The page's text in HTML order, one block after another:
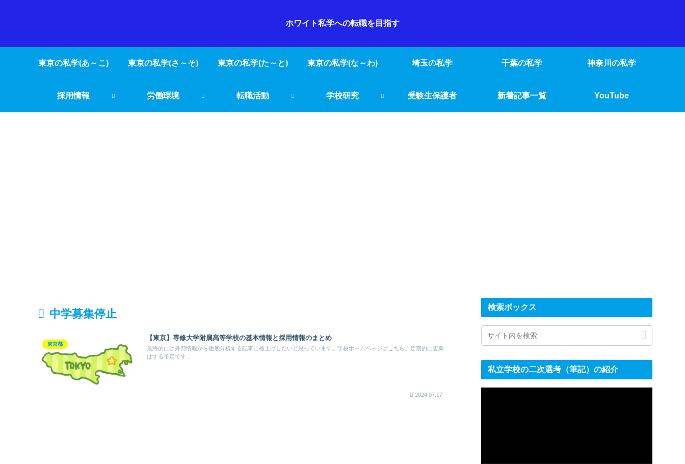
ホワイト私学への転職を目指す
東京の私学(あ～こ) 東京の私学(さ～そ) 東京の私学(た～と) 東京の私学(な～わ) 埼玉の私学 千葉の私学 神奈川の私学
採用情報 労働環境 転職活動 学校研究 受験生保護者 新着記事一覧 YouTube
中学募集停止
東京都
【東京】専修大学附属高等学校の基本情報と採用情報のまとめ
最終的には外部情報から徹底分析する記事に格上げしたいと思っています。学校ホームページはこちら。定期的に更新
はする予定です...
2024.07.17
検索ボックス
私立学校の二次選考（筆記）の紹介